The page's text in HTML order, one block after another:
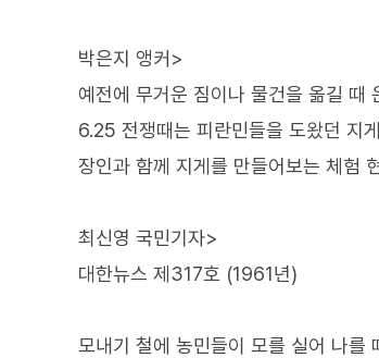
박은지 앵커>
예전에 무거운 짐이나 물건을 옮길 때
6.25 전쟁때는 피란민들을 도왔던 지
장인과 함께 지게를 만들어보는 체험
최신영 국민기자>
대한뉴스 제317호 (1961년)
모내기 철에 농민들이 모를 실어 나를